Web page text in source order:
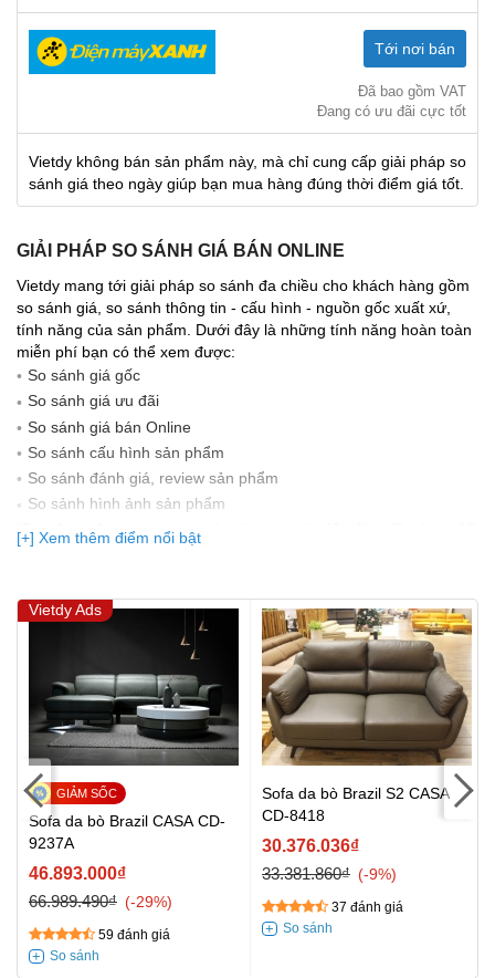
Tới nơi bán
Đã bao gồm VAT
Đang có ưu đãi cực tốt
Vietdy không bán sản phẩm này, mà chỉ cung cấp giải pháp so
sánh giá theo ngày giúp bạn mua hàng đúng thời điểm giá tốt.
GIẢI PHÁP SO SÁNH GIÁ BÁN ONLINE
Vietdy mang tới giải pháp so sánh đa chiều cho khách hàng gồm
so sánh giá, so sánh thông tin - cấu hình - nguồn gốc xuất xứ,
tính năng của sản phẩm. Dưới đây là những tính năng hoàn toàn
miễn phí bạn có thể xem được:
So sánh giá gốc
So sánh giá ưu đãi
So sánh giá bán Online
So sánh cấu hình sản phẩm
So sánh đánh giá, review sản phẩm
So sảnh hình ảnh sản phẩm
(Bạn đang được xem so sánh giá, xem giá biến động Realtime 10
lần cập nhật gần nhất)
[+] Xem thêm điểm nổi bật
Vietdy Ads
Sofa da bò Brazil CASA CD-
9237A
46.893.000₫
66.989.490₫
-29%
59 đánh giá
Sofa da bò Brazil S2 CASA
CD-8418
30.376.036₫
33.381.860₫
-9%
37 đánh giá